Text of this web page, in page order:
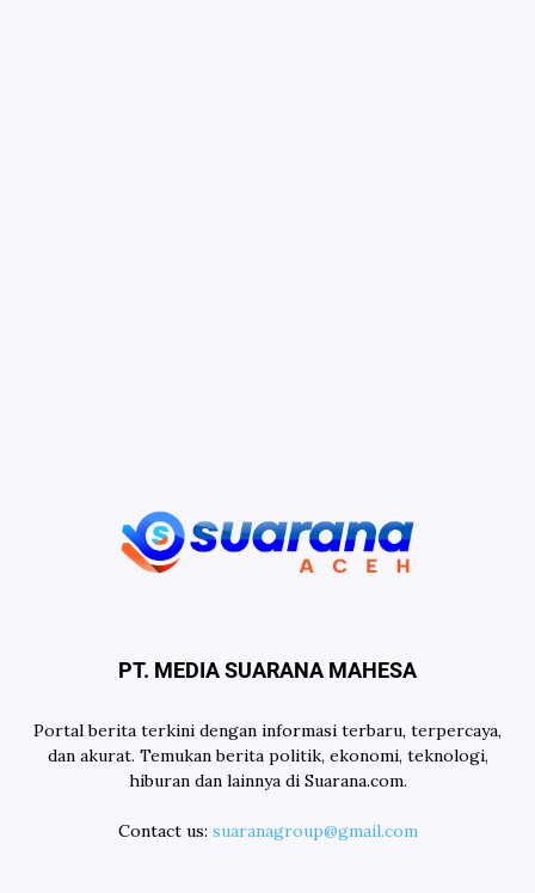
PT. MEDIA SUARANA MAHESA
Portal berita terkini dengan informasi terbaru, terpercaya,
dan akurat. Temukan berita politik, ekonomi, teknologi,
hiburan dan lainnya di Suarana.com.
Contact us: suaranagroup@gmail.com